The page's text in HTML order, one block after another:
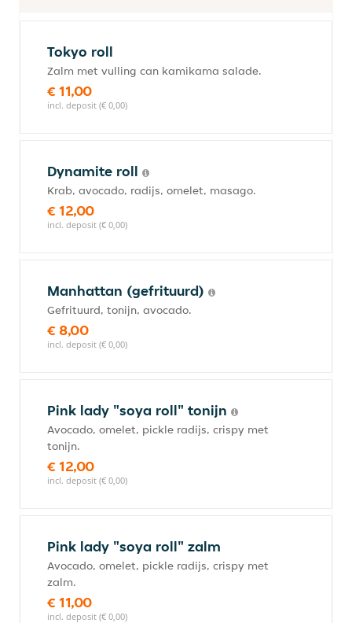
Tokyo roll
Zalm met vulling can kamikama salade.
€ 11,00
incl. deposit (€ 0,00)
Dynamite roll
Krab, avocado, radijs, omelet, masago.
€ 12,00
incl. deposit (€ 0,00)
Manhattan (gefrituurd)
Gefrituurd, tonijn, avocado.
€ 8,00
incl. deposit (€ 0,00)
Pink lady "soya roll" tonijn
Avocado, omelet, pickle radijs, crispy met
tonijn.
€ 12,00
incl. deposit (€ 0,00)
Pink lady "soya roll" zalm
Avocado, omelet, pickle radijs, crispy met
zalm.
€ 11,00
incl. deposit (€ 0,00)